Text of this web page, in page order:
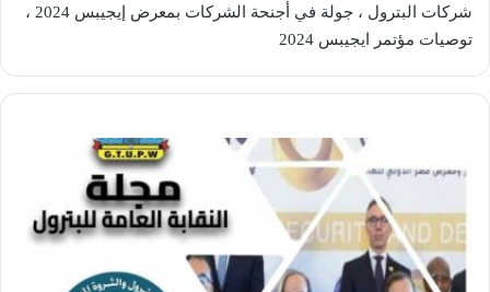
شركات البترول ، جولة في أجنحة الشركات بمعرض إيجيبس 2024 ،
توصيات مؤتمر ايجيبس 2024